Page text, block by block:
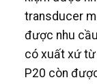
transducer
được nhu
có xuất xứ từ
P20 còn